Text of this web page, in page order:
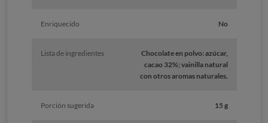
Enriquecido No
Lista de ingredientes
Chocolate en polvo: azúcar,
cacao 32%; vainilla natural
con otros aromas naturales.
Porción sugerida 15 g